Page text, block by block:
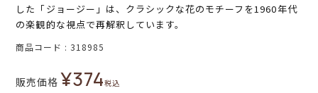
した「ジョージー」は、クラシックな花のモチーフを1960年代
の楽観的な視点で再解釈しています。
商品コード 318985
販売価格 ¥374税込